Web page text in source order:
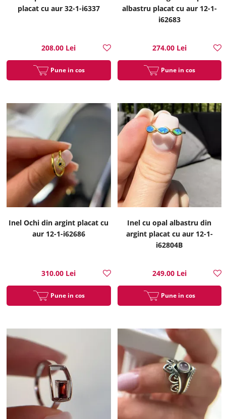
placat cu aur 32-1-i6337
208.00 Lei
Pune in cos
albastru placat cu aur 12-1-
i62683
274.00 Lei
Pune in cos
Inel Ochi din argint placat cu
aur 12-1-i62686
310.00 Lei
Pune in cos
Inel cu opal albastru din
argint placat cu aur 12-1-
i62804B
249.00 Lei
Pune in cos